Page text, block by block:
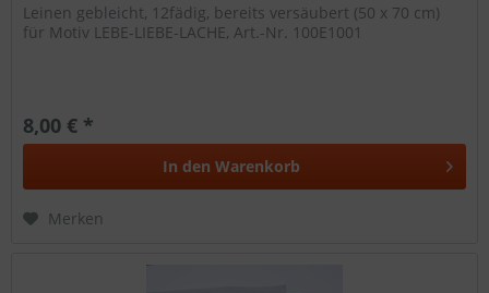
Leinen gebleicht, 12fädig, bereits versäubert (50 x 70 cm)
für Motiv LEBE-LIEBE-LACHE, Art.-Nr. 100E1001
8,00 € *
In den Warenkorb
Merken